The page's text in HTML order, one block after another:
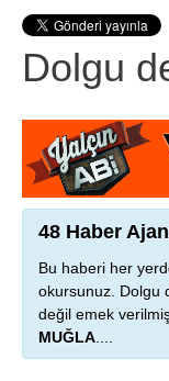
Dolgu
48 Haber
Bu haberi her
okursunuz. Dolgu
değil emek
MUĞLA....